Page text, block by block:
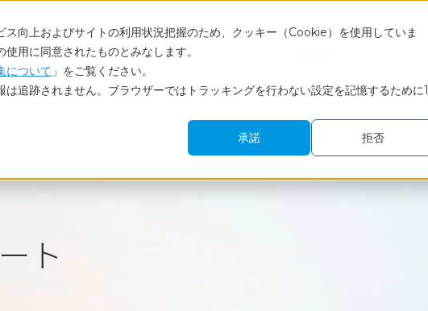
向上およびサイトの利用状況把握のため、クッキー（Cookie）を使用していま
用に同意されたものとみなします。
について 」をご覧ください。
追跡されません。ブラウザーではトラッキングを行わない設定を記憶するために1
承諾
拒否
サービス 調査レポート・コラム
ト